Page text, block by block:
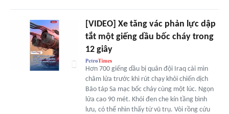
[VIDEO] Xe tăng vác phản lực dập
tắt một giếng dầu bốc cháy trong
12 giây
Hơn 700 giếng dầu bị quân đội Iraq cài mìn
châm lửa trước khi rút chạy khỏi chiến dịch
Bão táp Sa mạc bốc cháy cùng một lúc. Ngọn
lửa cao 90 mét. Khói đen che kín tầng bình
lưu, có thể nhìn thấy từ vũ trụ. Vòi rồng cứu